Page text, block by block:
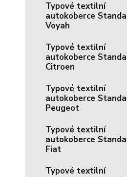
Typové textilní
autokoberce
Voyah
Typové textilní
autokoberce
Citroen
Typové textilní
autokoberce
Peugeot
Typové textilní
autokoberce
Fiat
Typové textilní